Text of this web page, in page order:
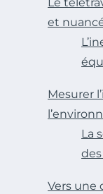
Le
et
Mesurer
La
Vers une